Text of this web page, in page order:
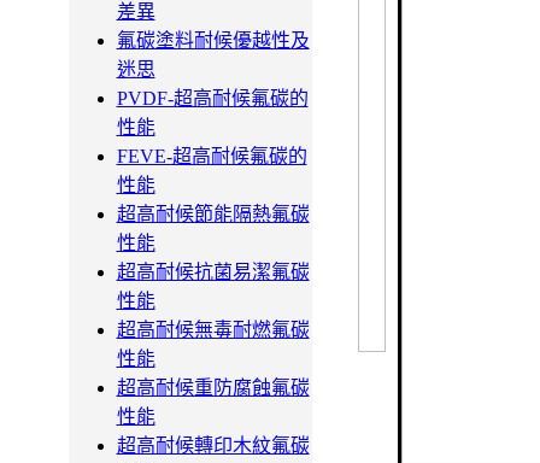
差異
氟碳塗料耐候優越性及
迷思
PVDF-超高耐候氟碳的
性能
FEVE-超高耐候氟碳的
性能
超高耐候節能隔熱氟碳
性能
超高耐候抗菌易潔氟碳
性能
超高耐候無毒耐燃氟碳
性能
超高耐候重防腐蝕氟碳
性能
超高耐候轉印木紋氟碳